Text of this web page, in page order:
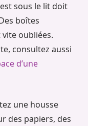
sous le lit doit
boîtes
oubliées.
consultez aussi
d’une
une housse
des papiers, des